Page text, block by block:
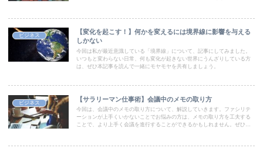
ビジネス
【変化を起こす！】何かを変えるには境界線に影響を与える
しかない
今回は私が最近意識している「境界線」について、記事にしてみました。
いつもと変わらない日常、何も変化が起きない世界にうんざりしている方
は、ぜひ本記事を読んで一緒にモヤモヤを共有しましょう。
ビジネス
【サラリーマン仕事術】会議中のメモの取り方
今回は、会議中のメモの取り方について、解説していきます。ファシリテ
ーションが上手くいかないことでお悩みの方は、メモの取り方を工夫する
ことで、より上手く会議を進行することができるかもしれません。ぜひ最